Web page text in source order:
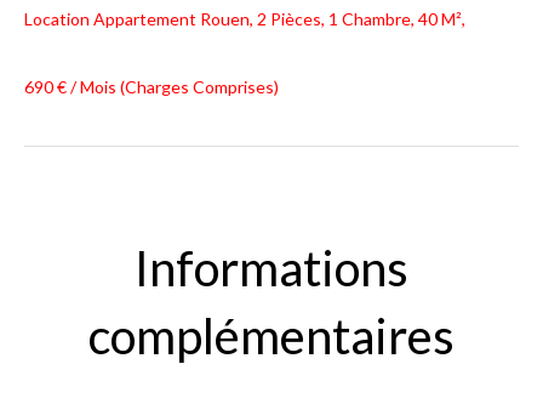
Location Appartement Rouen, 2 Pièces, 1 Chambre, 40 M²,
690 € / Mois (Charges Comprises)
Informations
complémentaires